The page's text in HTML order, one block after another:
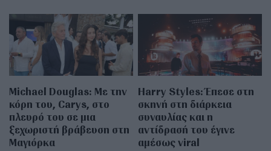
Michael Douglas: Με την
κόρη του, Carys, στο
πλευρό του σε μια
ξεχωριστή βράβευση στη
Μαγιόρκα
Harry Styles: Έπεσε στη
σκηνή στη διάρκεια
συναυλίας και η
αντίδρασή του έγινε
αμέσως viral